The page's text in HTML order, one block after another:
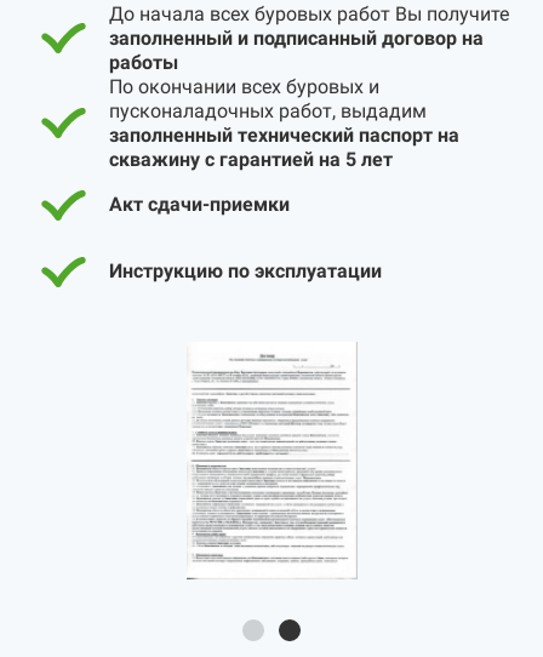
До начала всех буровых работ Вы получите
заполненный и подписанный договор на
работы
По окончании всех буровых и
пусконаладочных работ, выдадим
заполненный технический паспорт на
скважину с гарантией на 5 лет
Акт сдачи-приемки
Инструкцию по эксплуатации